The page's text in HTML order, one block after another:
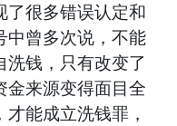
了很多错误认定和
中曾多次说，不能
钱，只有改变了
金来源变得面目全
能成立洗钱罪，